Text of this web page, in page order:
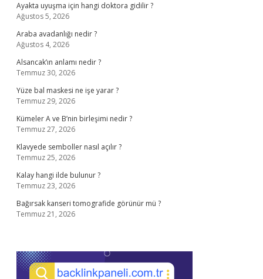
Ayakta uyuşma için hangi doktora gidilir ?
Ağustos 5, 2026
Araba avadanlığı nedir ?
Ağustos 4, 2026
Alsancak’ın anlamı nedir ?
Temmuz 30, 2026
Yüze bal maskesi ne işe yarar ?
Temmuz 29, 2026
Kümeler A ve B’nin birleşimi nedir ?
Temmuz 27, 2026
Klavyede semboller nasıl açılır ?
Temmuz 25, 2026
Kalay hangi ilde bulunur ?
Temmuz 23, 2026
Bağırsak kanseri tomografide görünür mü ?
Temmuz 21, 2026